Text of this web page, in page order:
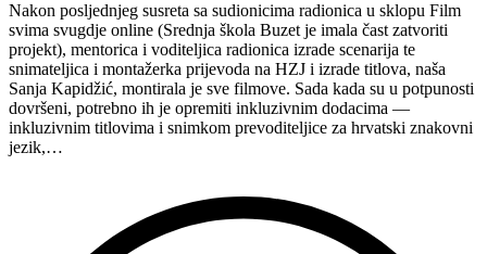
Nakon posljednjeg susreta sa sudionicima radionica u sklopu Film
svima svugdje online (Srednja škola Buzet je imala čast zatvoriti
projekt), mentorica i voditeljica radionica izrade scenarija te
snimateljica i montažerka prijevoda na HZJ i izrade titlova, naša
Sanja Kapidžić, montirala je sve filmove. Sada kada su u potpunosti
dovršeni, potrebno ih je opremiti inkluzivnim dodacima —
inkluzivnim titlovima i snimkom prevoditeljice za hrvatski znakovni
jezik,…